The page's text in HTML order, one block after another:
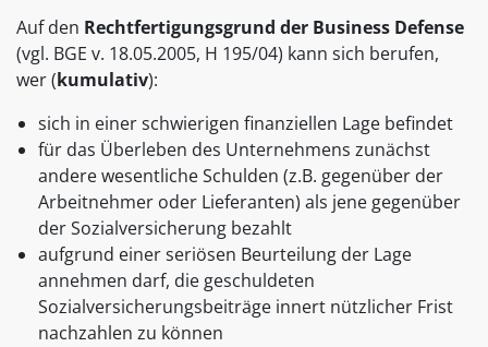
Auf den Rechtfertigungsgrund der Business Defense
(vgl. BGE v. 18.05.2005, H 195/04) kann sich berufen,
wer (kumulativ):
sich in einer schwierigen finanziellen Lage befindet
für das Überleben des Unternehmens zunächst
andere wesentliche Schulden (z.B. gegenüber der
Arbeitnehmer oder Lieferanten) als jene gegenüber
der Sozialversicherung bezahlt
aufgrund einer seriösen Beurteilung der Lage
annehmen darf, die geschuldeten
Sozialversicherungsbeiträge innert nützlicher Frist
nachzahlen zu können